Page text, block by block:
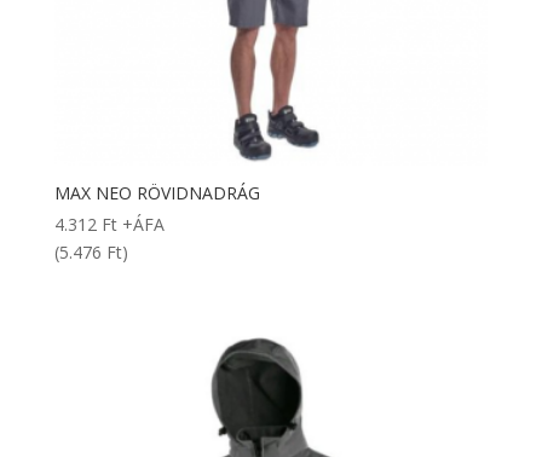
MAX NEO RÖVIDNADRÁG
4.312 Ft +ÁFA
(5.476 Ft)